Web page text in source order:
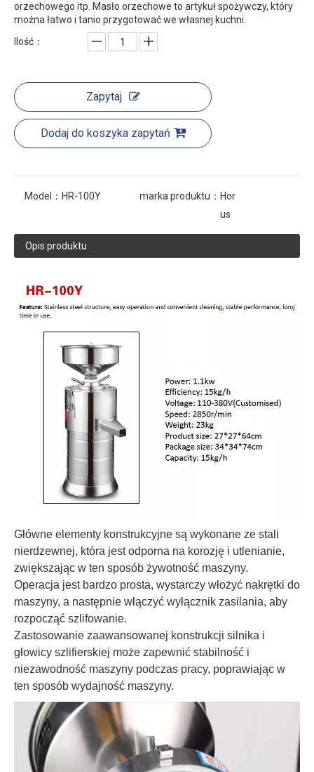
orzechowego itp. Masło orzechowe to artykuł spożywczy, który
można łatwo i tanio przygotować we własnej kuchni.
Ilość：
Zapytaj
Dodaj do koszyka zapytań
Model： HR-100Y marka produktu： Hor
us
Opis produktu
Główne elementy konstrukcyjne są wykonane ze stali
nierdzewnej, która jest odporna na korozję i utlenianie,
zwiększając w ten sposób żywotność maszyny.
Operacja jest bardzo prosta, wystarczy włożyć nakrętki do
maszyny, a następnie włączyć wyłącznik zasilania, aby
rozpocząć szlifowanie.
Zastosowanie zaawansowanej konstrukcji silnika i
głowicy szlifierskiej może zapewnić stabilność i
niezawodność maszyny podczas pracy, poprawiając w
ten sposób wydajność maszyny.